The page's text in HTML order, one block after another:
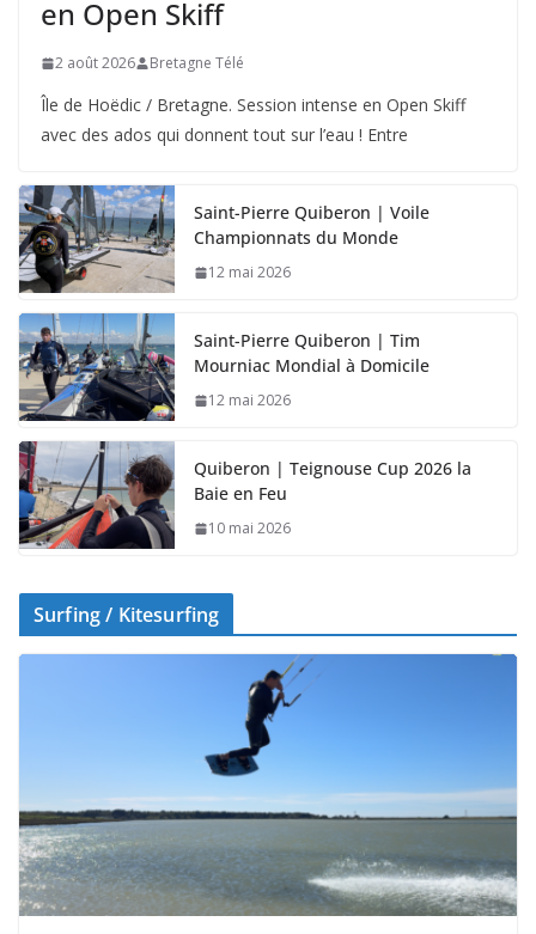
en Open Skiff
2 août 2026 Bretagne Télé
Île de Hoëdic / Bretagne. Session intense en Open Skiff
avec des ados qui donnent tout sur l’eau ! Entre
Saint-Pierre Quiberon | Voile
Championnats du Monde
12 mai 2026
Saint-Pierre Quiberon | Tim
Mourniac Mondial à Domicile
12 mai 2026
Quiberon | Teignouse Cup 2026 la
Baie en Feu
10 mai 2026
Surfing / Kitesurfing